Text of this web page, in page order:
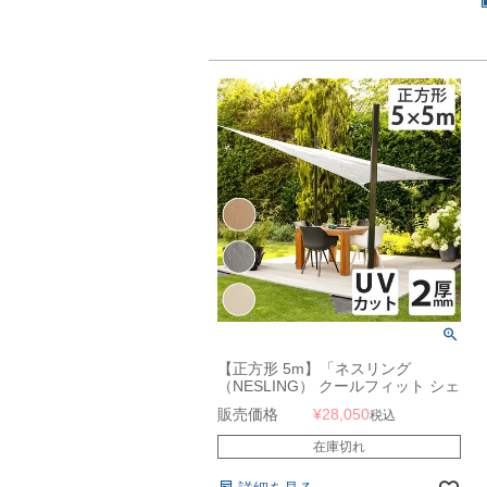
【正方形 5m】「ネスリング
（NESLING） クールフィット シェ
ードセイル スクエア 5m」
販売価格 ¥28,050税込
在庫切れ